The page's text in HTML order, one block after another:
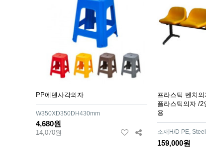
PP에덴사각의자
W350XD350DH430mm
4,680원
14,070원
프라스틱 벤치
플라스틱의자 /2
용
소재H/D PE, Steel
159,000원